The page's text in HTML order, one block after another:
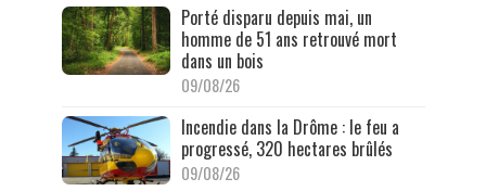
Porté disparu depuis mai, un
homme de 51 ans retrouvé mort
dans un bois
09/08/26
Incendie dans la Drôme : le feu a
progressé, 320 hectares brûlés
09/08/26